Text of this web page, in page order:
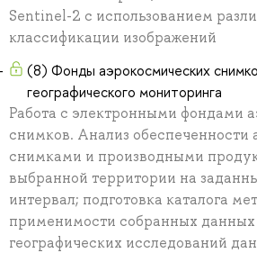
Sentinel-2 с использованием
классификации изображений
(8) Фонды аэрокосмических
географического мониторинга
Работа с электронными фондами
снимков. Анализ обеспеченности
снимками и производными
выбранной территории на
интервал; подготовка каталога
применимости собранных данных
географических исследований